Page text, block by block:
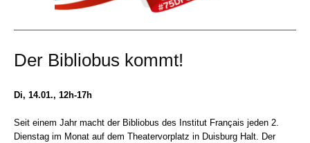
Der Bibliobus kommt!
Di, 14.01., 12h-17h
Seit einem Jahr macht der Bibliobus des Institut Français jeden 2.
Dienstag im Monat auf dem Theatervorplatz in Duisburg Halt. Der